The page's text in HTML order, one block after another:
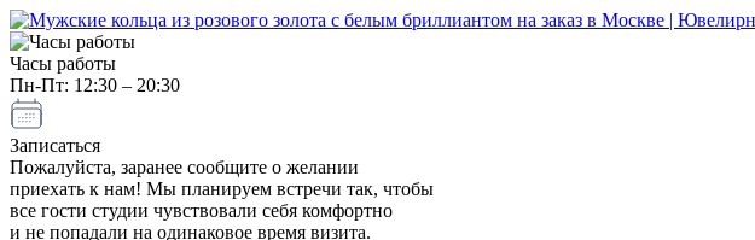
Часы работы
Пн-Пт: 12:30 – 20:30
Записаться
Пожалуйста, заранее сообщите о желании
приехать к нам! Мы планируем встречи так, чтобы
все гости студии чувствовали себя комфортно
и не попадали на одинаковое время визита.